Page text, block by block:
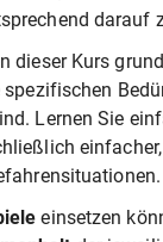
darauf
dieser Kurs
Lernen Sie
einsetzen